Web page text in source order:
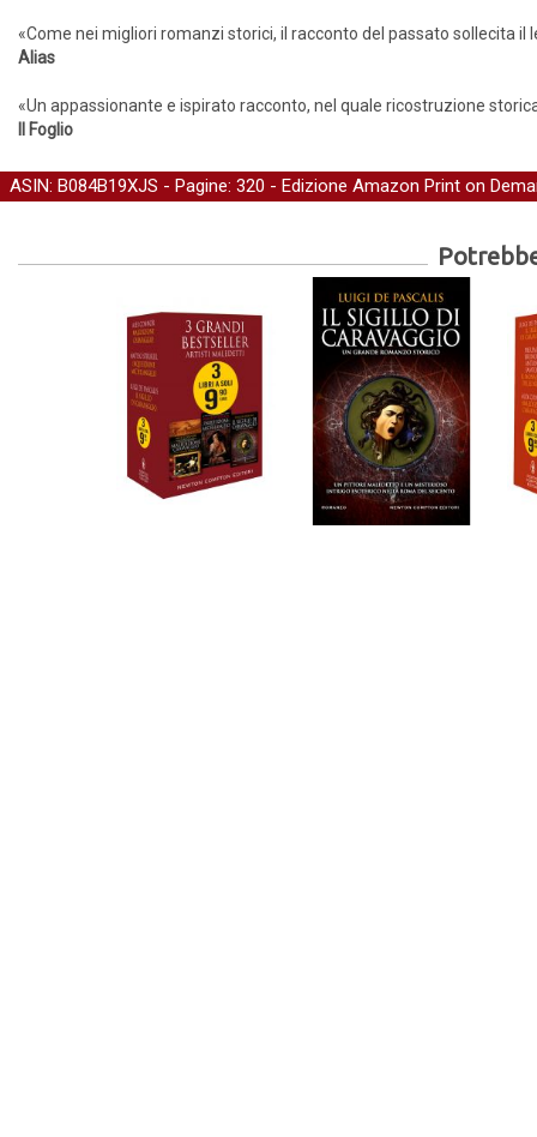
«Come nei migliori romanzi storici, il racconto del passato sollecita
Alias
«Un appassionante e ispirato racconto, nel quale ricostruzione
Il Foglio
ASIN: B084B19XJS - Pagine: 320 - Edizione Amazon Print on